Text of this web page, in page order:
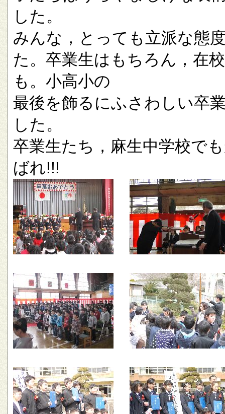
した。
みんな，とっても立派な態
た。卒業生はもちろん，在
も。小高小の
最後を飾るにふさわしい卒
した。
卒業生たち，麻生中学校で
ばれ!!!